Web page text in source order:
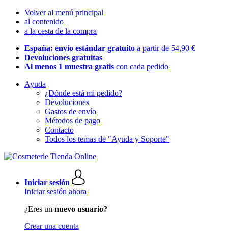
Volver al menú principal
al contenido
a la cesta de la compra
España: envío estándar gratuito a partir de 54,90 €
Devoluciones gratuitas
Al menos 1 muestra gratis con cada pedido
Ayuda
¿Dónde está mi pedido?
Devoluciones
Gastos de envío
Métodos de pago
Contacto
Todos los temas de "Ayuda y Soporte"
Iniciar sesión
Iniciar sesión ahora
¿Eres un nuevo usuario?
Crear una cuenta